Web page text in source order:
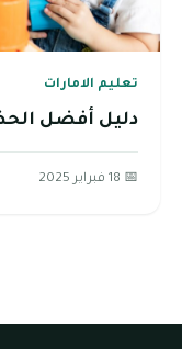
تعليم الامارات
دليل أفضل
📅 18 فبراير 2025